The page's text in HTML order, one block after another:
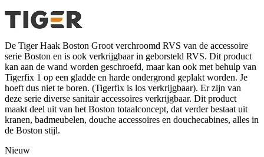
De Tiger Haak Boston Groot verchroomd RVS van de accessoire
serie Boston en is ook verkrijgbaar in geborsteld RVS. Dit product
kan aan de wand worden geschroefd, maar kan ook met behulp van
Tigerfix 1 op een gladde en harde ondergrond geplakt worden. Je
hoeft dus niet te boren. (Tigerfix is los verkrijgbaar). Er zijn van
deze serie diverse sanitair accessoires verkrijgbaar. Dit product
maakt deel uit van het Boston totaalconcept, dat verder bestaat uit
kranen, badmeubelen, douche accessoires en douchecabines, alles in
de Boston stijl.
Nieuw